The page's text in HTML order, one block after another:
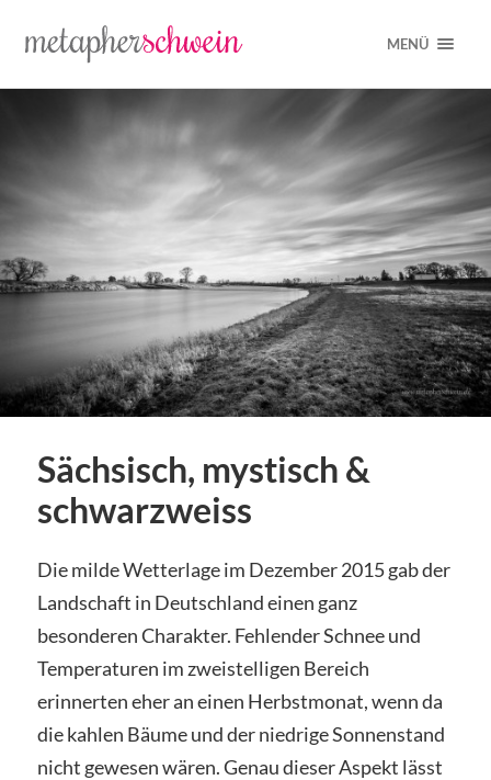
MENÜ
Sächsisch, mystisch &
schwarzweiss
Die milde Wetterlage im Dezember 2015 gab der
Landschaft in Deutschland einen ganz
besonderen Charakter. Fehlender Schnee und
Temperaturen im zweistelligen Bereich
erinnerten eher an einen Herbstmonat, wenn da
die kahlen Bäume und der niedrige Sonnenstand
nicht gewesen wären. Genau dieser Aspekt lässt